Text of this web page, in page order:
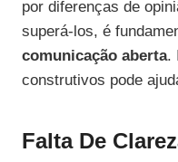
por diferenças de
superá-los, é
comunicação aberta.
construtivos pode
Falta De